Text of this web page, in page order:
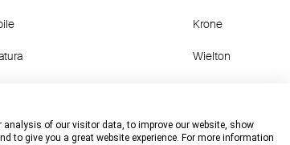
Krone
Wielton
Fruehauf
analysis of our visitor data, to improve our website, show
to give you a great website experience. For more information